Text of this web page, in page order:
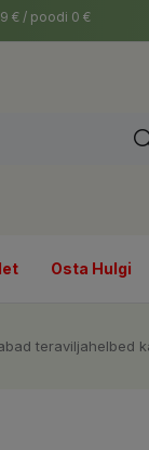
€ / poodi 0 €
Osta Hulgi
teraviljahelbed